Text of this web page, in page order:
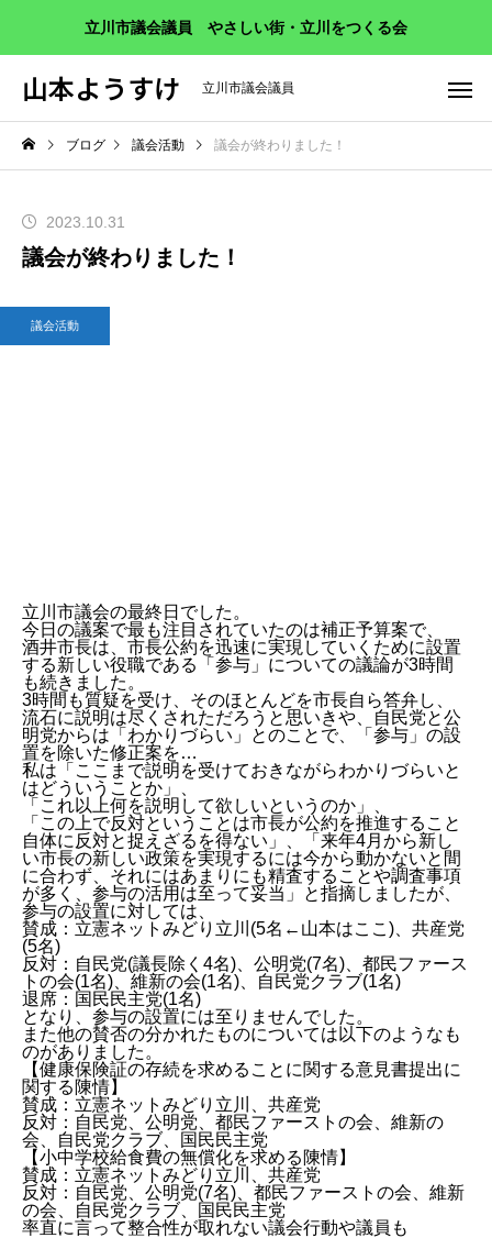
立川市議会議員 やさしい街・立川をつくる会
山本ようすけ 立川市議会議員
ブログ 議会活動 議会が終わりました！
2023.10.31
議会が終わりました！
議会活動
立川市議会の最終日でした。
今日の議案で最も注目されていたのは補正予算案で、
酒井市長は、市長公約を迅速に実現していくために設置
する新しい役職である「参与」についての議論が3時間
も続きました。
3時間も質疑を受け、そのほとんどを市長自ら答弁し、
流石に説明は尽くされただろうと思いきや、自民党と公
明党からは「わかりづらい」とのことで、「参与」の設
置を除いた修正案を…
私は「ここまで説明を受けておきながらわかりづらいと
はどういうことか」、
「これ以上何を説明して欲しいというのか」、
「この上で反対ということは市長が公約を推進すること
自体に反対と捉えざるを得ない」、「来年4月から新し
い市長の新しい政策を実現するには今から動かないと間
に合わず、それにはあまりにも精査することや調査事項
が多く、参与の活用は至って妥当」と指摘しましたが、
参与の設置に対しては、
賛成：立憲ネットみどり立川(5名←山本はここ)、共産党
(5名)
反対：自民党(議長除く4名)、公明党(7名)、都民ファース
トの会(1名)、維新の会(1名)、自民党クラブ(1名)
退席：国民民主党(1名)
となり、参与の設置には至りませんでした。
また他の賛否の分かれたものについては以下のようなも
のがありました。
【健康保険証の存続を求めることに関する意見書提出に
関する陳情】
賛成：立憲ネットみどり立川、共産党
反対：自民党、公明党、都民ファーストの会、維新の
会、自民党クラブ、国民民主党
【小中学校給食費の無償化を求める陳情】
賛成：立憲ネットみどり立川、共産党
反対：自民党、公明党(7名)、都民ファーストの会、維新
の会、自民党クラブ、国民民主党
率直に言って整合性が取れない議会行動や議員も